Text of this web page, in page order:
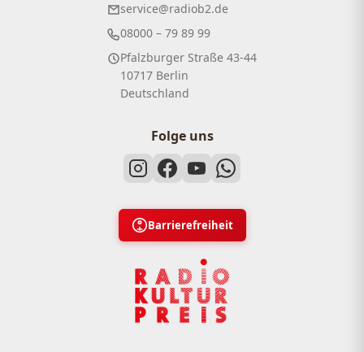
service@radiob2.de
08000 – 79 89 99
Pfalzburger Straße 43-44
10717 Berlin
Deutschland
Folge uns
Barrierefreiheit